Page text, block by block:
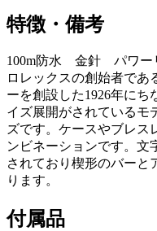
特徴・備考
100m防水 金針 パワー
ロレックスの創始者であ
ーを創設した1926年にち
イズ展開がされているモ
ズです。ケースやブレス
ンビネーションです。文
されており楔形のバーと
ります。
付属品